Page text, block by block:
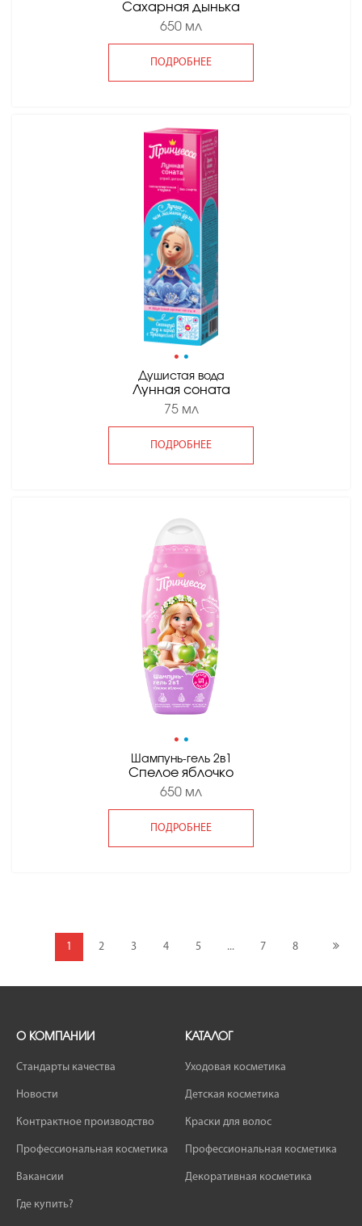
Сахарная дынька
650 мл
ПОДРОБНЕЕ
• •
Душистая вода
Лунная соната
75 мл
ПОДРОБНЕЕ
• •
Шампунь-гель 2в1
Спелое яблочко
650 мл
ПОДРОБНЕЕ
1 2 3 4 5 ... 7 8
О КОМПАНИИ
Стандарты качества
Новости
Контрактное производство
Профессиональная косметика
Вакансии
Где купить?
КАТАЛОГ
Уходовая косметика
Детская косметика
Краски для волос
Профессиональная косметика
Декоративная косметика